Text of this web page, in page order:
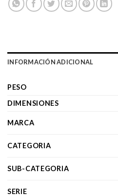
INFORMACIÓN ADICIONAL
PESO
DIMENSIONES
MARCA
CATEGORIA
SUB-CATEGORIA
SERIE